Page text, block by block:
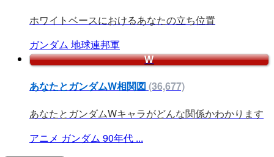
ホワイトベースにおけるあなたの立ち位置
ガンダム 地球連邦軍
W
あなたとガンダムW相関図 (36,677)
あなたとガンダムWキャラがどんな関係かわかります
アニメ ガンダム 90年代 ...